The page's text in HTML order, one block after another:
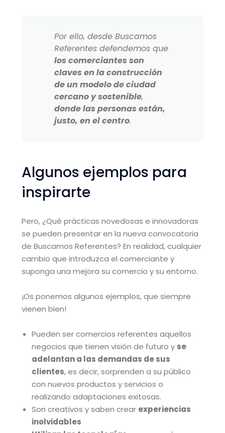
Por ello, desde Buscamos
Referentes defendemos que
los comerciantes son
claves en la construcción
de un modelo de ciudad
cercano y sostenible,
donde las personas están,
justo, en el centro.
Algunos ejemplos para
inspirarte
Pero, ¿Qué prácticas novedosas e innovadoras
se pueden presentar en la nueva convocatoria
de Buscamos Referentes? En realidad, cualquier
cambio que introduzca el comerciante y
suponga una mejora su comercio y su entorno.
¡Os ponemos algunos ejemplos, que siempre
vienen bien!
Pueden ser comercios referentes aquellos
negocios que tienen visión de futuro y se
adelantan a las demandas de sus
clientes, es decir, sorprenden a su público
con nuevos productos y servicios o
realizando adaptaciones exitosas.
Son creativos y saben crear experiencias
inolvidables